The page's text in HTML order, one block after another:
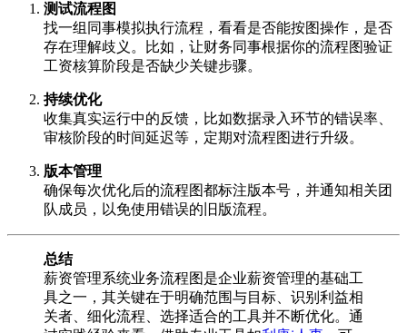
测试流程图
找一组同事模拟执行流程，看看是否能按图操作，是否
存在理解歧义。比如，让财务同事根据你的流程图验证
工资核算阶段是否缺少关键步骤。
持续优化
收集真实运行中的反馈，比如数据录入环节的错误率、
审核阶段的时间延迟等，定期对流程图进行升级。
版本管理
确保每次优化后的流程图都标注版本号，并通知相关团
队成员，以免使用错误的旧版流程。
总结
薪资管理系统业务流程图是企业薪资管理的基础工
具之一，其关键在于明确范围与目标、识别利益相
关者、细化流程、选择适合的工具并不断优化。通